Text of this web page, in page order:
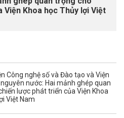
Khoa học Thủy lợi Việt
Công nghệ số và Đào tạo và Viện
nguyên nước: Hai mảnh ghép quan
lược phát triển của Viện Khoa
Việt Nam